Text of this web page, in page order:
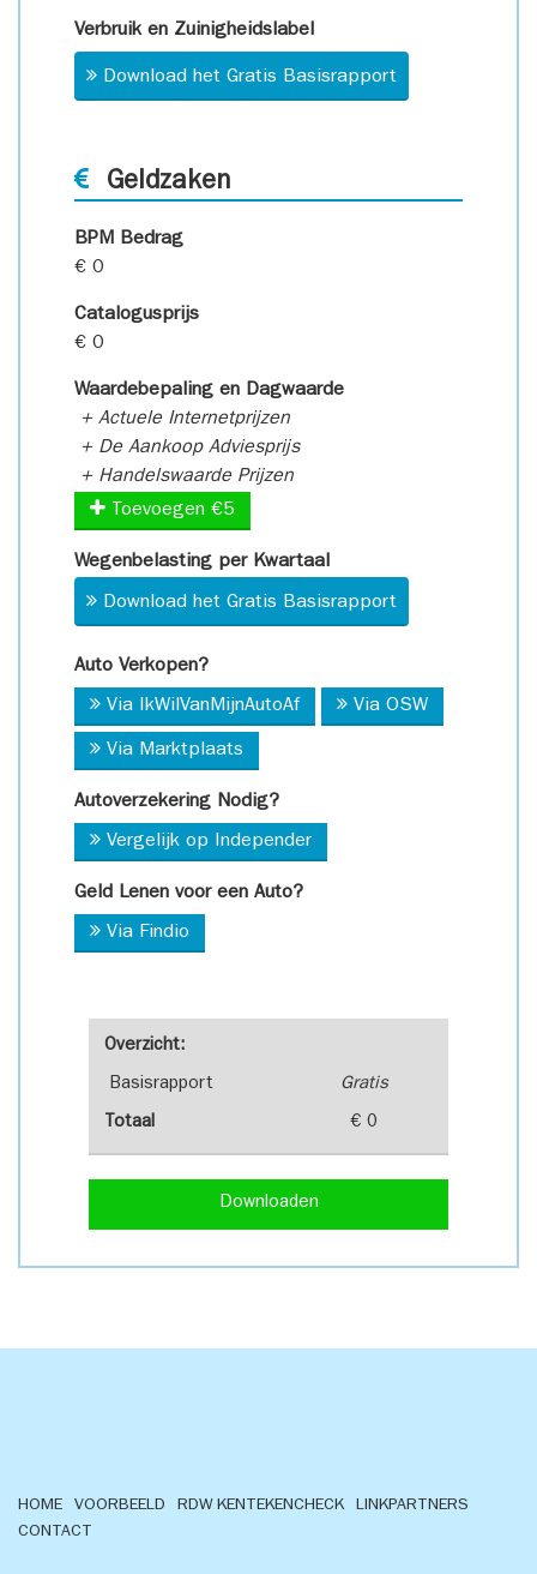
Overzicht:
Basisrapport Gratis
Totaal € 0
Downloaden
Verbruik en Zuinigheidslabel
Download het Gratis Basisrapport
Geldzaken
BPM Bedrag
€ 0
Catalogusprijs
€ 0
Waardebepaling en Dagwaarde
+ Actuele Internetprijzen
+ De Aankoop Adviesprijs
+ Handelswaarde Prijzen
Toevoegen €5
Wegenbelasting per Kwartaal
Download het Gratis Basisrapport
Auto Verkopen?
Via IkWilVanMijnAutoAf Via OSW
Via Marktplaats
Autoverzekering Nodig?
Vergelijk op Independer
Geld Lenen voor een Auto?
Via Findio
HOME VOORBEELD RDW KENTEKENCHECK
LINKPARTNERS
CONTACT